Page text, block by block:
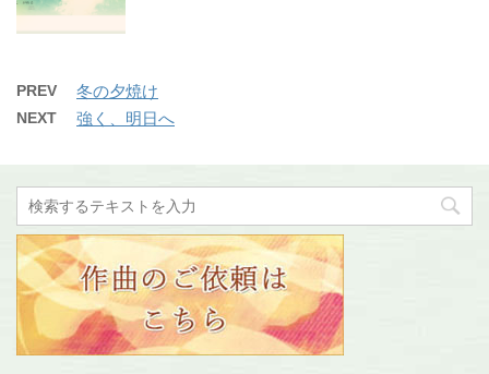
PREV 冬の夕焼け
NEXT 強く、明日へ